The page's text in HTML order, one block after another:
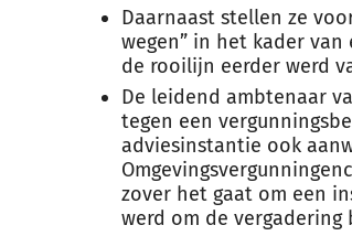
Daarnaast stellen ze
wegen” in het kader
de rooilijn eerder werd
De leidend ambtenaar
tegen een
adviesinstantie ook
zover het gaat om een
werd om de vergadering